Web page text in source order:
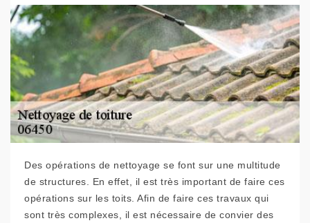
Des opérations de nettoyage se font sur une multitude
de structures. En effet, il est très important de faire ces
opérations sur les toits. Afin de faire ces travaux qui
sont très complexes, il est nécessaire de convier des